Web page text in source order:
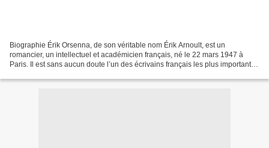
Biographie Érik Orsenna, de son véritable nom Érik Arnoult, est un
romancier, un intellectuel et académicien français, né le 22 mars 1947 à
Paris. Il est sans aucun doute l’un des écrivains français les plus importants